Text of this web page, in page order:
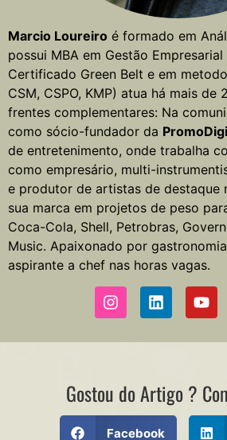
Marcio Loureiro é formado em
possui MBA em Gestão Empresarial
Certificado Green Belt e em
CSM, CSPO, KMP) atua há mais de
frentes complementares: Na
como sócio-fundador da
de entretenimento, onde trabalha
como empresário, multi-
e produtor de artistas de destaque
sua marca em projetos de peso
Coca-Cola, Shell, Petrobras,
Music. Apaixonado por
aspirante a chef nas horas vagas.
Gostou do Artigo ?
Facebook